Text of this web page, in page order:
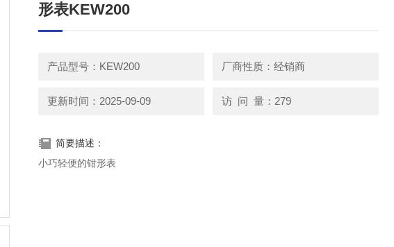
形表KEW200
产品型号：KEW200 厂商性质：经销商
更新时间：2025-09-09 访 问 量：279
简要描述：
小巧轻便的钳形表